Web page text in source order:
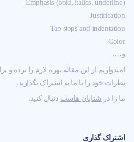
(Emphasis (bold, italics, underline
Justification
Tab stops and indentation
Color
و….
امیدواریم از این مقاله بهره لازم را برده
نظرات خود را با ما به اشتراک بگذارید.
ما را در شتابان هاست دنبال کنید.
اشتراک گذاری